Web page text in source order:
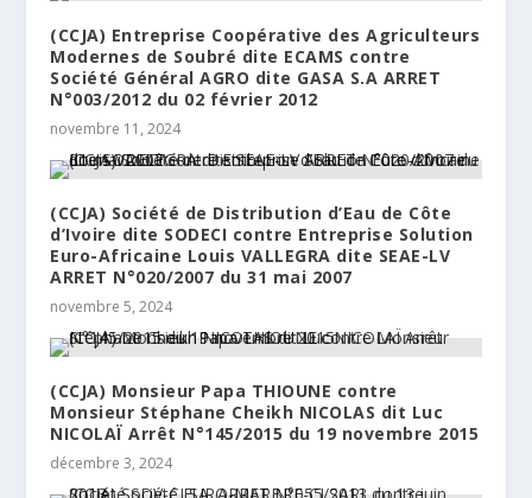
(CCJA) Entreprise Coopérative des Agriculteurs
Modernes de Soubré dite ECAMS contre
Société Général AGRO dite GASA S.A ARRET
N°003/2012 du 02 février 2012
novembre 11, 2024
(CCJA) Société de Distribution d’Eau de Côte
d’Ivoire dite SODECI contre Entreprise Solution
Euro-Africaine Louis VALLEGRA dite SEAE-LV
ARRET N°020/2007 du 31 mai 2007
novembre 5, 2024
(CCJA) Monsieur Papa THIOUNE contre
Monsieur Stéphane Cheikh NICOLAS dit Luc
NICOLAÏ Arrêt N°145/2015 du 19 novembre 2015
décembre 3, 2024